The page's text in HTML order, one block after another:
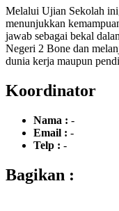
Melalui Ujian Sekolah
menunjukkan
jawab sebagai bekal
Negeri 2 Bone dan
dunia kerja maupun
Koordinator
Nama : -
Email : -
Telp : -
Bagikan :